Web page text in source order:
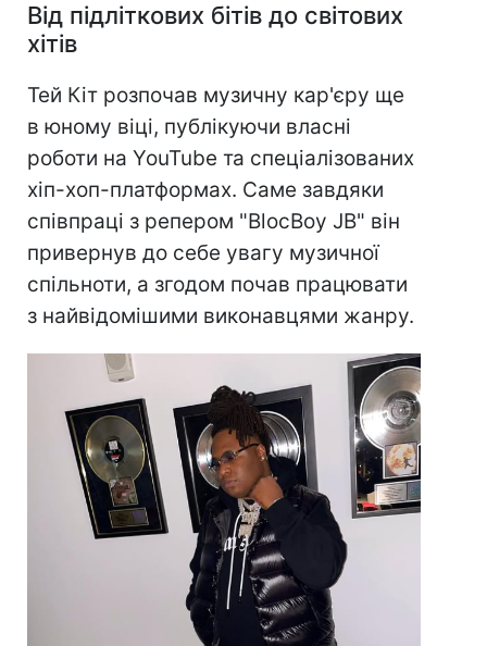
Від підліткових бітів до світових
хітів
Тей Кіт розпочав музичну кар'єру ще
в юному віці, публікуючи власні
роботи на YouTube та спеціалізованих
хіп-хоп-платформах. Саме завдяки
співпраці з репером "BlocBoy JB" він
привернув до себе увагу музичної
спільноти, а згодом почав працювати
з найвідомішими виконавцями жанру.